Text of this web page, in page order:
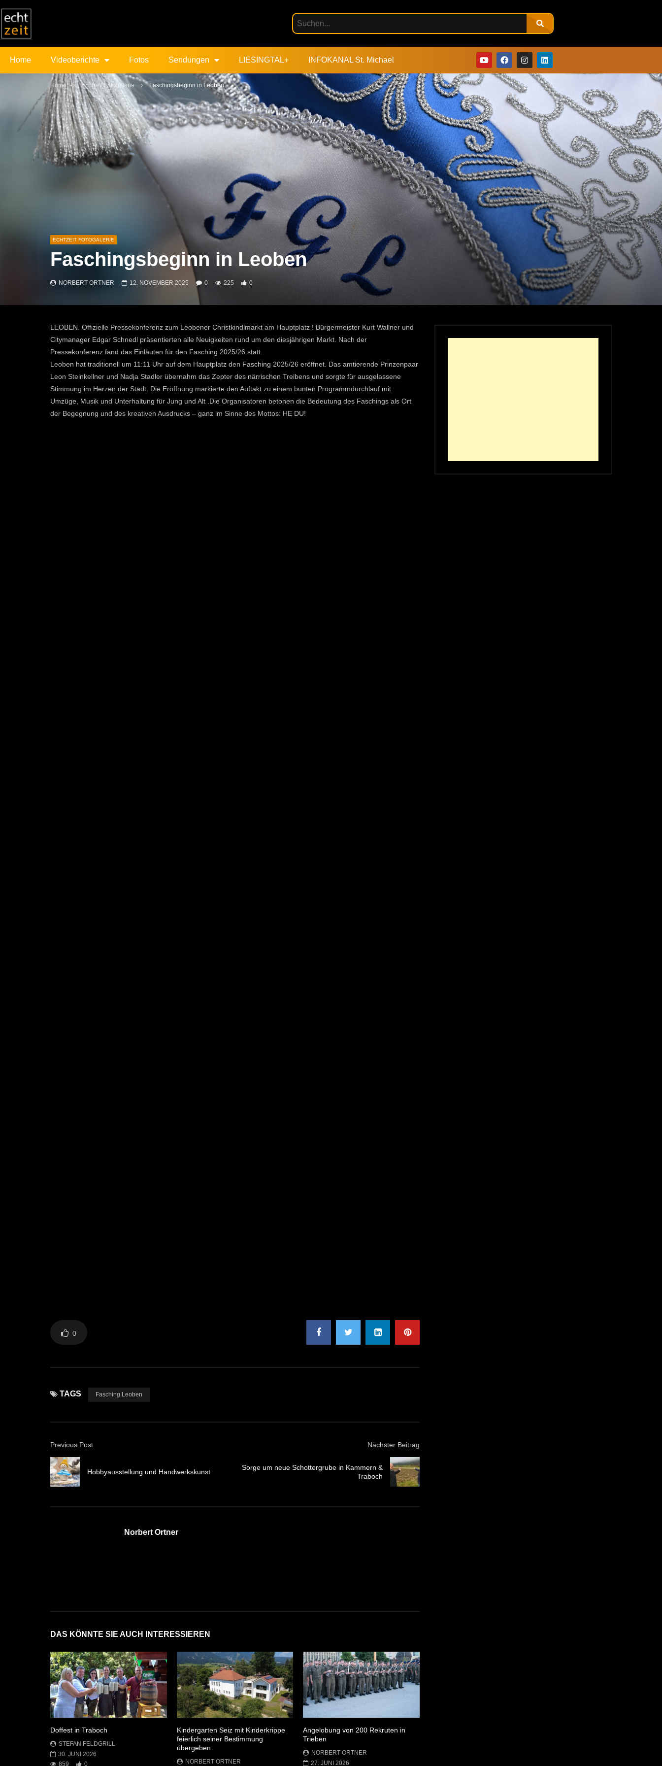
Home Videoberichte Fotos Sendungen LIESINGTAL+ INFOKANAL St. Michael
Home Echtzeit Fotogalerie Faschingsbeginn in Leoben
ECHTZEIT FOTOGALERIE
Faschingsbeginn in Leoben
NORBERT ORTNER 12. NOVEMBER 2025 0 225 0
LEOBEN. Offizielle Pressekonferenz zum Leobener Christkindlmarkt am Hauptplatz ! Bürgermeister Kurt Wallner und
Citymanager Edgar Schnedl präsentierten alle Neuigkeiten rund um den diesjährigen Markt. Nach der
Pressekonferenz fand das Einläuten für den Fasching 2025/26 statt.
Leoben hat traditionell um 11:11 Uhr auf dem Hauptplatz den Fasching 2025/26 eröffnet. Das amtierende Prinzenpaar
Leon Steinkellner und Nadja Stadler übernahm das Zepter des närrischen Treibens und sorgte für ausgelassene
Stimmung im Herzen der Stadt. Die Eröffnung markierte den Auftakt zu einem bunten Programmdurchlauf mit
Umzüge, Musik und Unterhaltung für Jung und Alt .Die Organisatoren betonen die Bedeutung des Faschings als Ort
der Begegnung und des kreativen Ausdrucks – ganz im Sinne des Mottos: HE DU!
0
TAGS Fasching Leoben
Previous Post
Hobbyausstellung und Handwerkskunst
Nächster Beitrag
Sorge um neue Schottergrube in Kammern &
Traboch
Norbert Ortner
DAS KÖNNTE SIE AUCH INTERESSIEREN
Doffest in Traboch
STEFAN FELDGRILL
30. JUNI 2026
859
0
Kindergarten Seiz mit Kinderkrippe
feierlich seiner Bestimmung
übergeben
NORBERT ORTNER
Angelobung von 200 Rekruten in
Trieben
NORBERT ORTNER
27. JUNI 2026